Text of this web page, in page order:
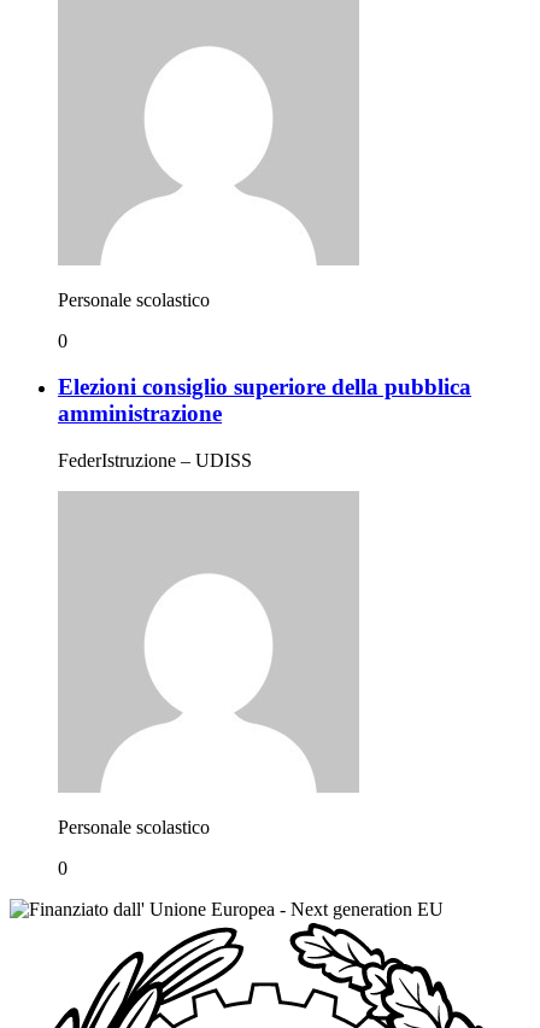
Personale scolastico
0
Elezioni consiglio superiore della pubblica
amministrazione
FederIstruzione – UDISS
Personale scolastico
0